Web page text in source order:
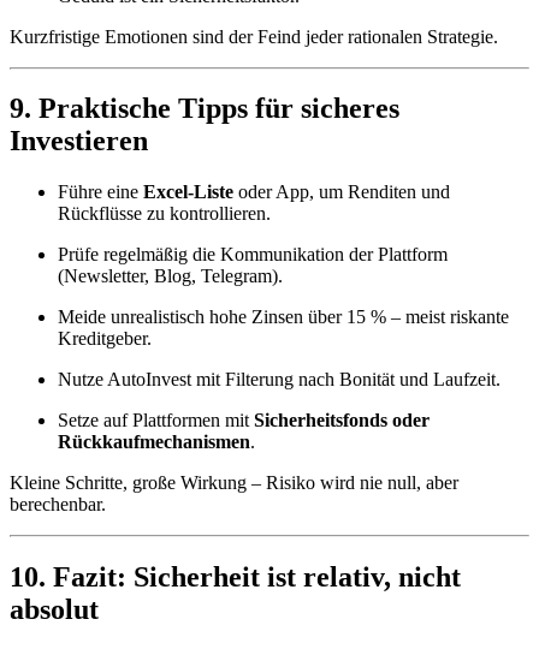
Kurzfristige Emotionen sind der Feind jeder rationalen Strategie.
9. Praktische Tipps für sicheres
Investieren
Führe eine Excel-Liste oder App, um Renditen und
Rückflüsse zu kontrollieren.
Prüfe regelmäßig die Kommunikation der Plattform
(Newsletter, Blog, Telegram).
Meide unrealistisch hohe Zinsen über 15 % – meist riskante
Kreditgeber.
Nutze AutoInvest mit Filterung nach Bonität und Laufzeit.
Setze auf Plattformen mit Sicherheitsfonds oder
Rückkaufmechanismen.
Kleine Schritte, große Wirkung – Risiko wird nie null, aber
berechenbar.
10. Fazit: Sicherheit ist relativ, nicht
absolut